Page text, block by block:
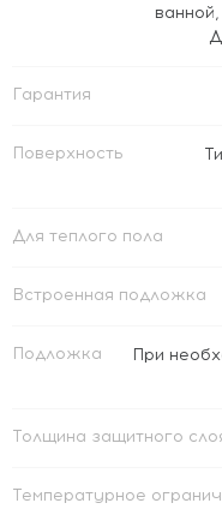
ванной,
Гарантия
Поверхность
Для теплого пола
Встроенная подложка
Подложка
При
Толщина защитного
Температурное